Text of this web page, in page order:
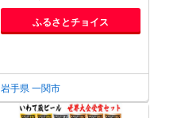
くせ ストレート 美髪 に導
く3点セット サロン 美容 ヘ
アオイル ヘアケア
ふるさとチョイス
岩手県 一関市